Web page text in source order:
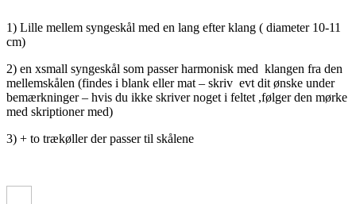
+
køller
1) Lille mellem syngeskål med en lang efter klang ( diameter 10-11
cm)
2) en xsmall syngeskål som passer harmonisk med klangen fra den
mellemskålen (findes i blank eller mat – skriv evt dit ønske under
bemærkninger – hvis du ikke skriver noget i feltet ,følger den mørke
med skriptioner med)
3) + to trækøller der passer til skålene